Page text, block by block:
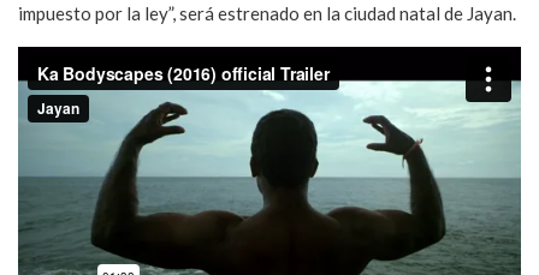
impuesto por la ley”, será estrenado en la ciudad natal de Jayan.